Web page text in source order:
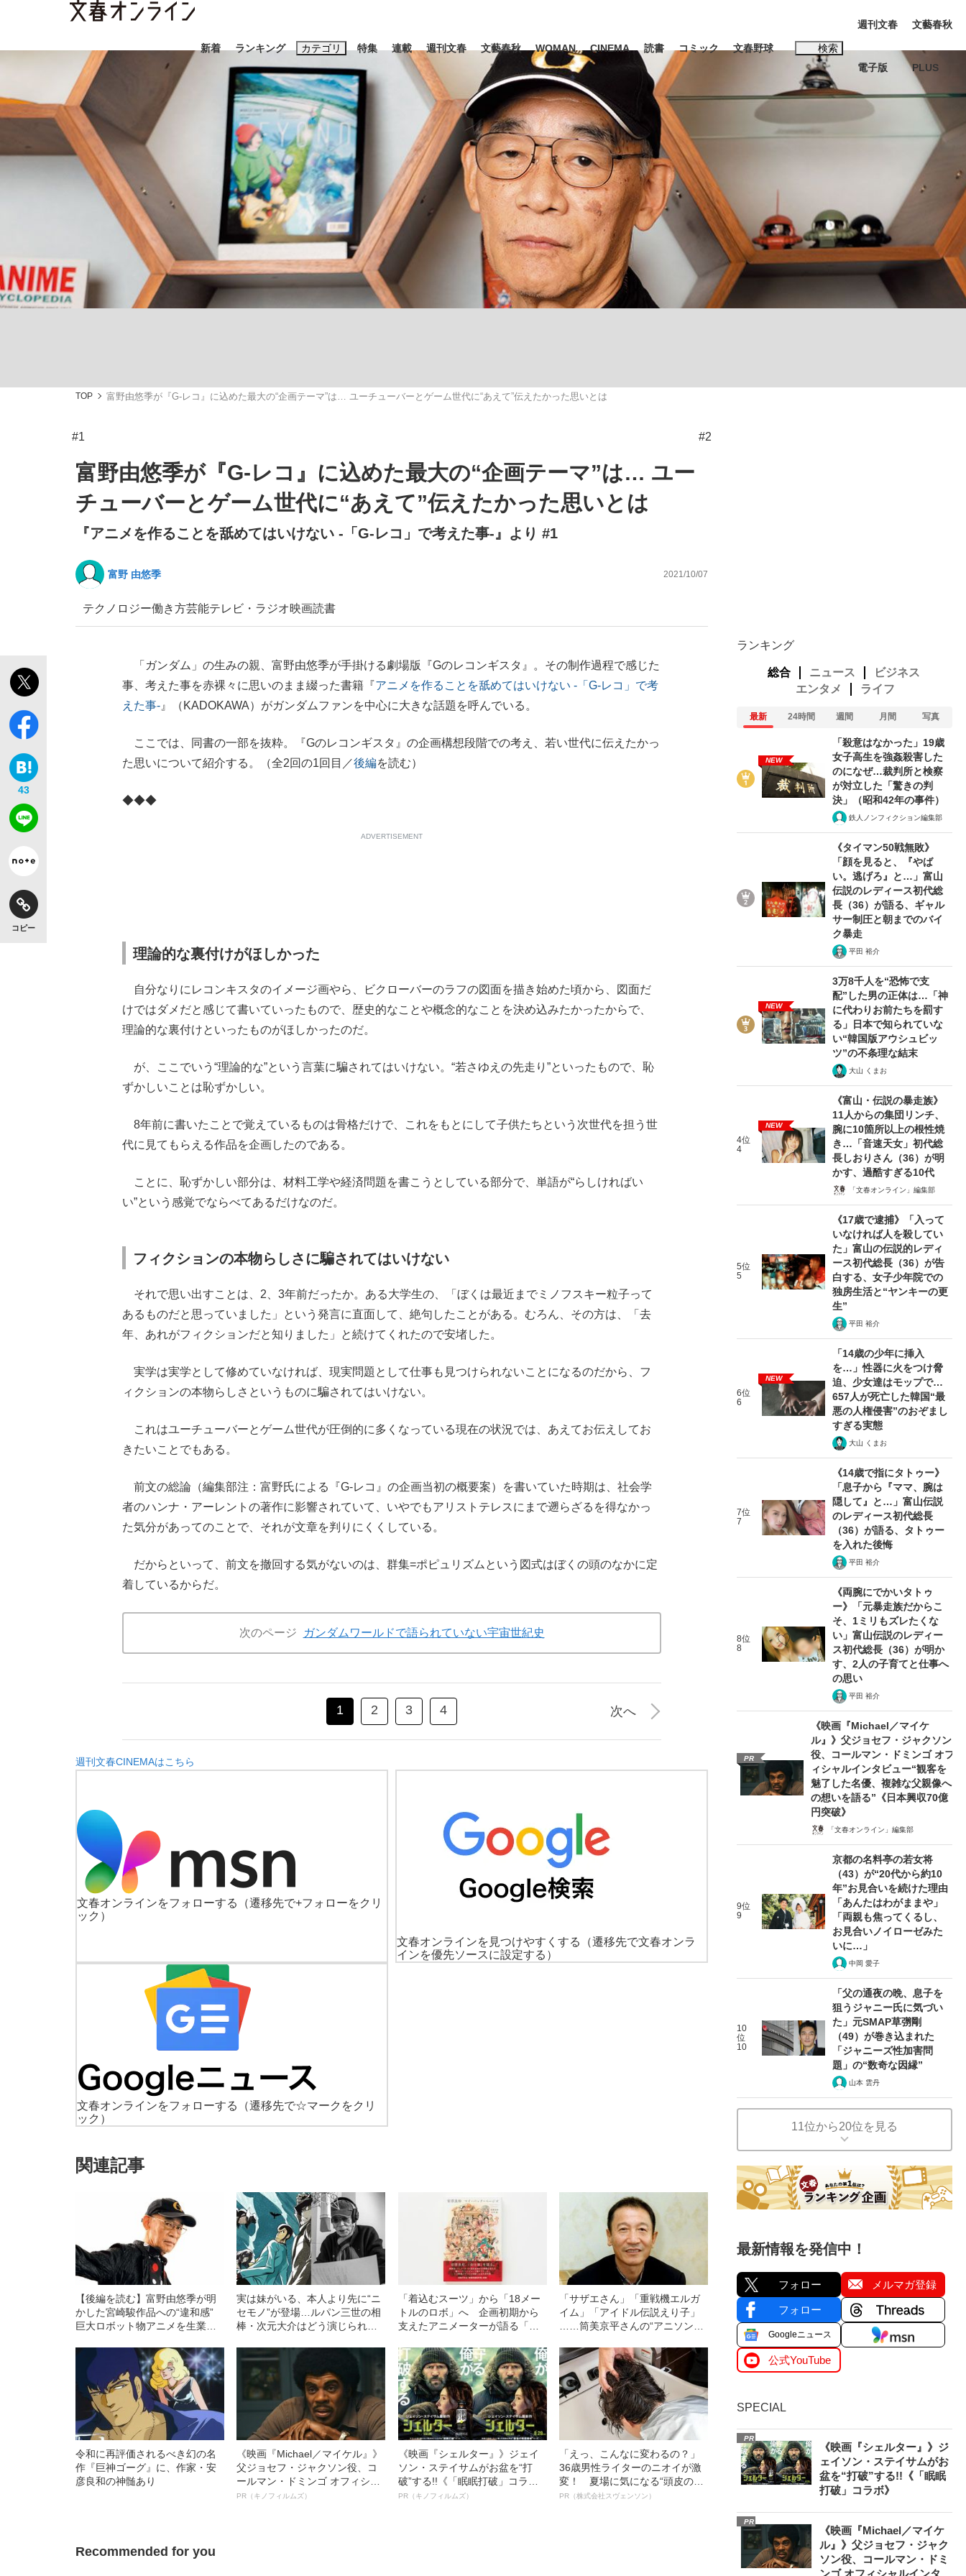
新着 ランキング カテゴリ
スクープ ニュース エンタメ ライフ ビジネス インタビュー
「90%は失敗する。でも…」本田圭佑が初めて明かした日本代表監督に... 「最悪の空気のまま解散」WBC日本代表“敗戦”の真実 選手が明かす...
「目標達成できなかったからと言って…」サッカー日本代表・森保一監督...
もっと見る
特集
終戦から81年
観る将棋、読む将棋
連載 週刊文春 文藝春秋 WOMAN CINEMA 読書 コミック 文春野球 検索
キーワード入力
おすすめのキーワードタグ一覧
#藤田晋 #三山凌輝 #高市早苗 #後藤真希 #森岡毅 #城彰二 #内田有紀
#松田聖子
#玉木雄一郎
#亀和田武
週刊文春
電子版
文藝春秋
PLUS
TOP 富野由悠季が『G-レコ』に込めた最大の“企画テーマ”は… ユーチューバーとゲーム世代に“あえて”伝えたかった思いとは
#1 #2
富野由悠季が『G-レコ』に込めた最大の“企画テーマ”は… ユー
チューバーとゲーム世代に“あえて”伝えたかった思いとは
『アニメを作ることを舐めてはいけない -「G-レコ」で考えた事-』より #1
富野 由悠季 2021/10/07
テクノロジー働き方芸能テレビ・ラジオ映画読書
43
コピー
「ガンダム」の生みの親、富野由悠季が手掛ける劇場版『Gのレコンギスタ』。その制作過程で感じた
事、考えた事を赤裸々に思いのまま綴った書籍『アニメを作ることを舐めてはいけない -「G-レコ」で考
えた事- 』（KADOKAWA）がガンダムファンを中心に大きな話題を呼んでいる。
ここでは、同書の一部を抜粋。『Gのレコンギスタ』の企画構想段階での考え、若い世代に伝えたかっ
た思いについて紹介する。（全2回の1回目／後編を読む）
◆◆◆
ADVERTISEMENT
理論的な裏付けがほしかった
自分なりにレコンキスタのイメージ画やら、ビクローバーのラフの図面を描き始めた頃から、図面だ
けではダメだと感じて書いていったもので、歴史的なことや概念的なことを決め込みたかったからで、
理論的な裏付けといったものがほしかったのだ。
が、ここでいう“理論的な”という言葉に騙されてはいけない。“若さゆえの先走り”といったもので、恥
ずかしいことは恥ずかしい。
8年前に書いたことで覚えているものは骨格だけで、これをもとにして子供たちという次世代を担う世
代に見てもらえる作品を企画したのである。
ことに、恥ずかしい部分は、材料工学や経済問題を書こうとしている部分で、単語が“らしければい
い”という感覚でならべてあるだけなのだ。
フィクションの本物らしさに騙されてはいけない
それで思い出すことは、2、3年前だったか。ある大学生の、「ぼくは最近までミノフスキー粒子って
あるものだと思っていました」という発言に直面して、絶句したことがある。むろん、その方は、「去
年、あれがフィクションだと知りました」と続けてくれたので安堵した。
実学は実学として修めていなければ、現実問題として仕事も見つけられないことになるのだから、フ
ィクションの本物らしさというものに騙されてはいけない。
これはユーチューバーとゲーム世代が圧倒的に多くなっている現在の状況では、あえてお伝えしてお
きたいことでもある。
前文の総論（編集部注：富野氏による『G-レコ』の企画当初の概要案）を書いていた時期は、社会学
者のハンナ・アーレントの著作に影響されていて、いやでもアリストテレスにまで遡らざるを得なかっ
た気分があってのことで、それが文章を判りにくくしている。
だからといって、前文を撤回する気がないのは、群集=ポピュリズムという図式はぼくの頭のなかに定
着しているからだ。
次のページ ガンダムワールドで語られていない宇宙世紀史
1 2 3 4 次へ
週刊文春CINEMAはこちら
文春オンラインをフォローする
（遷移先で+フォローをクリ
ック）
文春オンラインを見つけやすくする
（遷移先で文春オンラ
インを優先ソースに設定する）
文春オンラインをフォローする
（遷移先で☆マークをクリ
ック）
関連記事
【後編を読む】富野由悠季が明
かした宮崎駿作品への“違和感”
巨大ロボット物アニメを生業に
論”を語る
実は妹がいる、本人より先に“ニ
セモノ”が登場…ルパン三世の相
棒・次元大介はどう演じられて
「着込むスーツ」から「18メー
トルのロボ」へ 企画初期から
支えたアニメーターが語る「ガ
「サザエさん」「重戦機エルガ
イム」「アイドル伝説えり子」
……筒美京平さんの“アニソン作
令和に再評価されるべき幻の名
作『巨神ゴーグ』に、作家・安
彦良和の神髄あり
《映画『Michael／マイケル』》
父ジョセフ・ジャクソン役、コ
ールマン・ドミンゴ オフィシャ
ルインタビュー“観客を魅了した
PR（キノフィルムズ）
《映画『シェルター』》ジェイ
ソン・ステイサムがお盆を“打
破”する!!《「眠眠打破」コラ
ボ》
PR（キノフィルムズ）
「えっ、こんなに変わるの？」
36歳男性ライターのニオイが激
変！ 夏場に気になる“頭皮のニ
オイ”や“ベタつき”を解消す
PR（株式会社スヴェンソン）
Recommended for you
ランキング
総合 ニュース
ビジネス
エンタメ
ライフ
最新 24時間 週間 月間 写真
NEW
「殺意はなかった」19歳
女子高生を強姦殺害した
のになぜ…裁判所と検察
が対立した「驚きの判
決」（昭和42年の事件）
鉄人ノンフィクション編集部
《タイマン50戦無敗》
「顔を見ると、『やば
い。逃げろ』と…」富山
伝説のレディース初代総
長（36）が語る、ギャル
サー制圧と朝までのバイ
ク暴走
平田 裕介
NEW
3万8千人を“恐怖で支
配”した男の正体は…「神
に代わりお前たちを罰す
る」日本で知られていな
い“韓国版アウシュビッ
ツ”の不条理な結末
大山 くまお
4位
4
NEW
《富山・伝説の暴走族》
11人からの集団リンチ、
腕に10箇所以上の根性焼
き…「音速天女」初代総
長しおりさん（36）が明
かす、過酷すぎる10代
「文春オンライン」編集部
5位
5
《17歳で逮捕》「入って
いなければ人を殺してい
た」富山の伝説的レディ
ース初代総長（36）が告
白する、女子少年院での
独房生活と“ヤンキーの更
生”
平田 裕介
6位
6
NEW
「14歳の少年に挿入
を…」性器に火をつけ脅
迫、少女達はモップで…
657人が死亡した韓国“最
悪の人権侵害”のおぞまし
すぎる実態
大山 くまお
7位
7
《14歳で指にタトゥー》
「息子から『ママ、腕は
隠して』と…」富山伝説
のレディース初代総長
（36）が語る、タトゥー
を入れた後悔
平田 裕介
8位
8
《両腕にでかいタトゥ
ー》「元暴走族だからこ
そ、1ミリもズレたくな
い」富山伝説のレディー
ス初代総長（36）が明か
す、2人の子育てと仕事へ
の思い
平田 裕介
PR
《映画『Michael／マイケ
ル』》父ジョセフ・ジャクソン
役、コールマン・ドミンゴ オフ
ィシャルインタビュー“観客を
魅了した名優、複雑な父親像へ
の想いを語る”《日本興収70億
円突破》
「文春オンライン」編集部
9位
9
京都の名料亭の若女将
（43）が“20代から約10
年”お見合いを続けた理由
「あんたはわがままや」
「両親も焦ってくるし、
お見合いノイローゼみた
いに…」
中岡 愛子
10
位
10
「父の通夜の晩、息子を
狙うジャニー氏に気づい
た」元SMAP草彅剛
（49）が巻き込まれた
「ジャニーズ性加害問
題」の“数奇な因縁”
山本 雲丹
11位から20位を見る
最新情報を発信中！
フォロー メルマガ登録
フォロー
Googleニュース
公式YouTube
SPECIAL
PR
《映画『シェルター』》ジ
ェイソン・ステイサムがお
盆を“打破”する!!《「眠眠
打破」コラボ》
PR
《映画『Michael／マイケ
ル』》父ジョセフ・ジャク
ソン役、コールマン・ドミ